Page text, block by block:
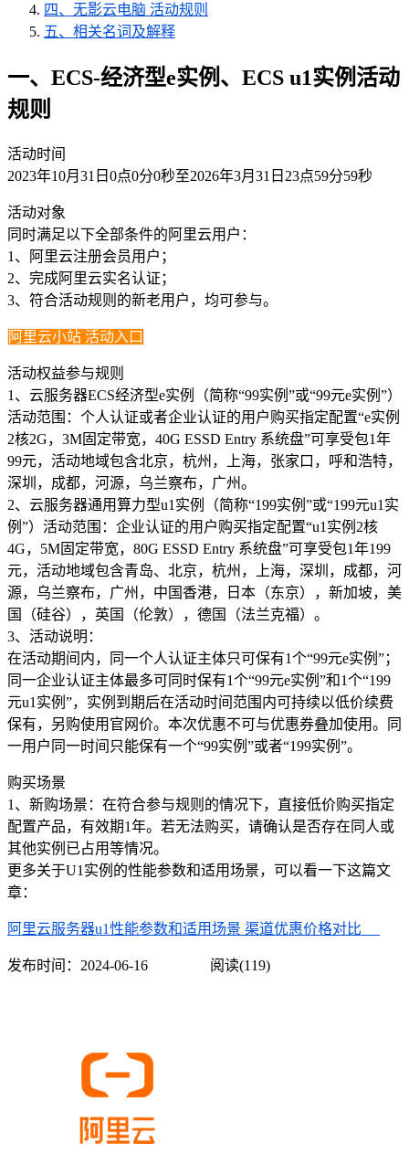
四、无影云电脑 活动规则
五、相关名词及解释
一、ECS-经济型e实例、ECS u1实例活动
规则
活动时间
2023年10月31日0点0分0秒至2026年3月31日23点59分59秒
活动对象
同时满足以下全部条件的阿里云用户：
1、阿里云注册会员用户；
2、完成阿里云实名认证；
3、符合活动规则的新老用户，均可参与。
阿里云小站 活动入口
活动权益参与规则
1、云服务器ECS经济型e实例（简称“99实例”或“99元e实例”）
活动范围：个人认证或者企业认证的用户购买指定配置“e实例
2核2G，3M固定带宽，40G ESSD Entry 系统盘”可享受包1年
99元，活动地域包含北京，杭州，上海，张家口，呼和浩特，
深圳，成都，河源，乌兰察布，广州。
2、云服务器通用算力型u1实例（简称“199实例”或“199元u1实
例”）活动范围：企业认证的用户购买指定配置“u1实例2核
4G，5M固定带宽，80G ESSD Entry 系统盘”可享受包1年199
元，活动地域包含青岛、北京，杭州，上海，深圳，成都，河
源，乌兰察布，广州，中国香港，日本（东京），新加坡，美
国（硅谷），英国（伦敦），德国（法兰克福）。
3、活动说明：
在活动期间内，同一个人认证主体只可保有1个“99元e实例”；
同一企业认证主体最多可同时保有1个“99元e实例”和1个“199
元u1实例”，实例到期后在活动时间范围内可持续以低价续费
保有，另购使用官网价。本次优惠不可与优惠券叠加使用。同
一用户同一时间只能保有一个“99实例”或者“199实例”。
购买场景
1、新购场景：在符合参与规则的情况下，直接低价购买指定
配置产品，有效期1年。若无法购买，请确认是否存在同人或
其他实例已占用等情况。
更多关于U1实例的性能参数和适用场景，可以看一下这篇文
章：
阿里云服务器u1性能参数和适用场景 渠道优惠价格对比
发布时间： 2024-06-16 阅读(119)